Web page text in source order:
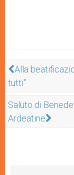
Alla
tutti”
Saluto di
Ardeatine